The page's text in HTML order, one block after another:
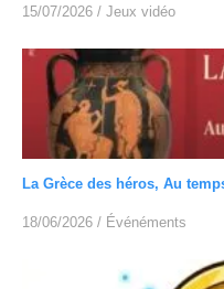
15/07/2026 / Jeux vidéo
La Grèce des héros, Au
18/06/2026 / Événéments